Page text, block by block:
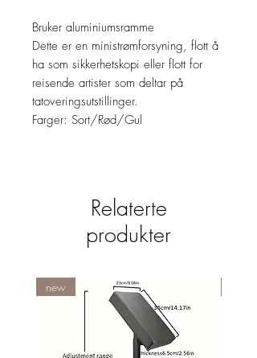
Bruker aluminiumsramme
Dette er en ministrømforsyning, flott å
ha som sikkerhetskopi eller flott for
reisende artister som deltar på
tatoveringsutstillinger.
Farger: Sort/Rød/Gul
Relaterte
produkter
new